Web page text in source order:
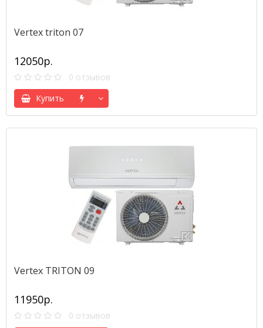
Vertex triton 07
12050р.
0 отзывов
Купить
Vertex TRITON 09
11950р.
0 отзывов